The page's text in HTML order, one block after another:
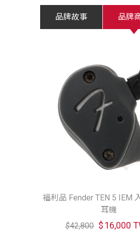
品牌故事 品牌
福利品 Fender TEN 5 IEM
耳機
$42,800 $16,000